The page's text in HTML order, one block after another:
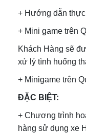
+ Hướng dẫn
+ Mini game trên
Khách Hàng sẽ
xử lý tình huống
+ Minigame trên
ĐẶC BIỆT:
+ Chương trình
hàng sử dụng xe